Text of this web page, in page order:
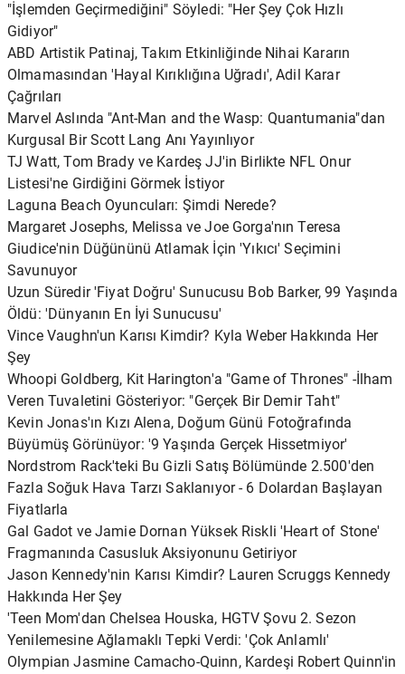
"İşlemden Geçirmediğini" Söyledi: "Her Şey Çok Hızlı
Gidiyor"
ABD Artistik Patinaj, Takım Etkinliğinde Nihai Kararın
Olmamasından 'Hayal Kırıklığına Uğradı', Adil Karar
Çağrıları
Marvel Aslında "Ant-Man and the Wasp: Quantumania"dan
Kurgusal Bir Scott Lang Anı Yayınlıyor
TJ Watt, Tom Brady ve Kardeş JJ'in Birlikte NFL Onur
Listesi'ne Girdiğini Görmek İstiyor
Laguna Beach Oyuncuları: Şimdi Nerede?
Margaret Josephs, Melissa ve Joe Gorga'nın Teresa
Giudice'nin Düğününü Atlamak İçin 'Yıkıcı' Seçimini
Savunuyor
Uzun Süredir 'Fiyat Doğru' Sunucusu Bob Barker, 99 Yaşında
Öldü: 'Dünyanın En İyi Sunucusu'
Vince Vaughn'un Karısı Kimdir? Kyla Weber Hakkında Her
Şey
Whoopi Goldberg, Kit Harington'a "Game of Thrones" -İlham
Veren Tuvaletini Gösteriyor: "Gerçek Bir Demir Taht"
Kevin Jonas'ın Kızı Alena, Doğum Günü Fotoğrafında
Büyümüş Görünüyor: '9 Yaşında Gerçek Hissetmiyor'
Nordstrom Rack'teki Bu Gizli Satış Bölümünde 2.500'den
Fazla Soğuk Hava Tarzı Saklanıyor - 6 Dolardan Başlayan
Fiyatlarla
Gal Gadot ve Jamie Dornan Yüksek Riskli 'Heart of Stone'
Fragmanında Casusluk Aksiyonunu Getiriyor
Jason Kennedy'nin Karısı Kimdir? Lauren Scruggs Kennedy
Hakkında Her Şey
'Teen Mom'dan Chelsea Houska, HGTV Şovu 2. Sezon
Yenilemesine Ağlamaklı Tepki Verdi: 'Çok Anlamlı'
Olympian Jasmine Camacho-Quinn, Kardeşi Robert Quinn'in